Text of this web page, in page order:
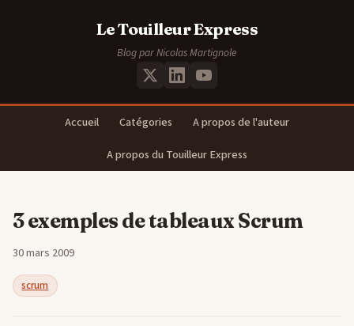
Le Touilleur Express
Blog par Nicolas Martignole
Accueil Catégories
A propos de l'auteur
A propos du Touilleur Express
3 exemples de tableaux Scrum
30 mars 2009
scrum